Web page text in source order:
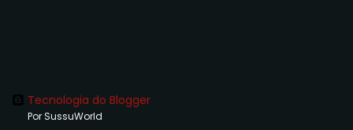
Tecnologia do Blogger
Por SussuWorld